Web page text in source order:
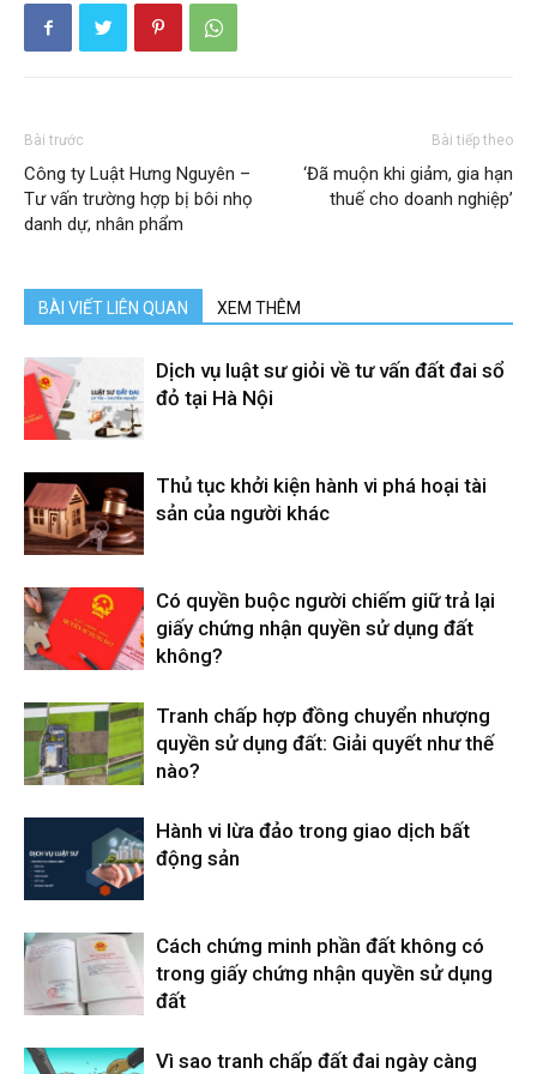
Bài trước
Công ty Luật Hưng Nguyên –
Tư vấn trường hợp bị bôi nhọ
danh dự, nhân phẩm
Bài tiếp theo
‘Đã muộn khi giảm, gia hạn
thuế cho doanh nghiệp’
BÀI VIẾT LIÊN QUAN XEM THÊM
Dịch vụ luật sư giỏi về tư vấn đất đai sổ
đỏ tại Hà Nội
Thủ tục khởi kiện hành vi phá hoại tài
sản của người khác
Có quyền buộc người chiếm giữ trả lại
giấy chứng nhận quyền sử dụng đất
không?
Tranh chấp hợp đồng chuyển nhượng
quyền sử dụng đất: Giải quyết như thế
nào?
Hành vi lừa đảo trong giao dịch bất
động sản
Cách chứng minh phần đất không có
trong giấy chứng nhận quyền sử dụng
đất
Vì sao tranh chấp đất đai ngày càng